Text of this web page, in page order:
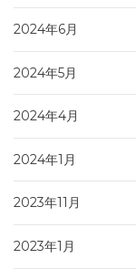
2024年6月
2024年5月
2024年4月
2024年1月
2023年11月
2023年1月